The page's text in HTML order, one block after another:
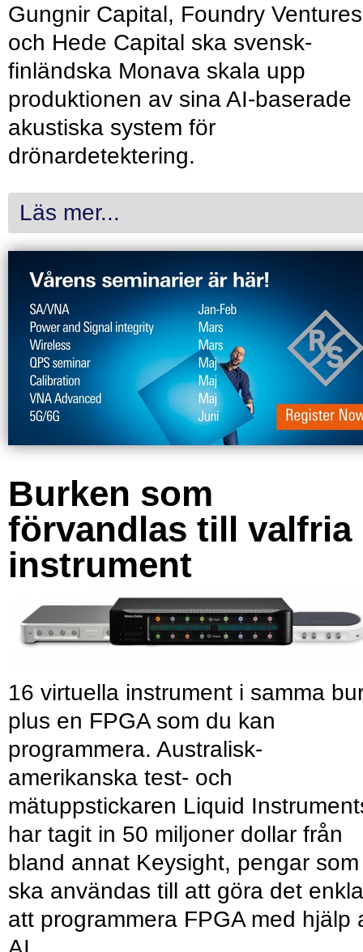
Gungnir Capital, Foundry Ventures
och Hede Capital ska svensk-
finländska Monava skala upp
produktionen av sina AI-baserade
akustiska system för
drönardetektering.
Läs mer...
Burken som
förvandlas till valfria
instrument
16 virtuella instrument i samma
plus en FPGA som du kan
programmera. Australisk-
amerikanska test- och
mätuppstickaren Liquid
har tagit in 50 miljoner dollar från
bland annat Keysight, pengar som
ska användas till att göra det
att programmera FPGA med hjälp